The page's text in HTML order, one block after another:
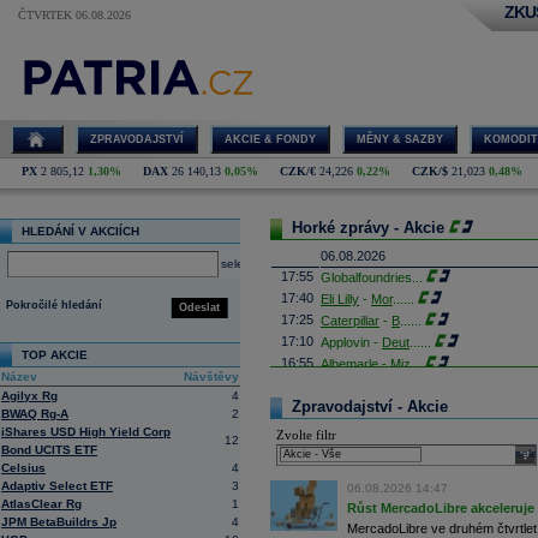
ČTVRTEK 06.08.2026
ZPRAVODAJSTVÍ AKCIE & FONDY MĚNY & SAZBY
PX 2 805,12 1,30% DAX 26 140,13 0,05% CZK/€ 24,226 0,22% CZK/$ 21,023 0,48%
HLEDÁNÍ V AKCIÍCH
select
Odeslat
Pokročilé hledání
TOP AKCIE
Název
Návštěvy
Agilyx Rg
4
BWAQ Rg-A
2
iShares USD High Yield Corp
Bond UCITS ETF
12
Celsius
4
Adaptiv Select ETF
3
AtlasClear Rg
1
JPM BetaBuildrs Jp
4
Horké zprávy - Akcie
06.08.2026
17:55 Globalfoundries
17:40 Eli Lilly - Mor......
17:25 Caterpillar - B
17:10 Applovin - Deut
16:55 Albemarle - Miz...
propadl do ztráty 8,8 milionu
Obrat společnosti se loni meziročně
16:41 AMD
16:26
Britské úřady schválily plánované
Britská vláda dnes oznámila, že
které rozptýlily obavy ministryně
16:26
Objem obchodů s akciemi na
Zpravodajství - Akcie
Zvolte filtr
06.08.2026 14:47
Růst MercadoLibre
MercadoLibre ve druhém